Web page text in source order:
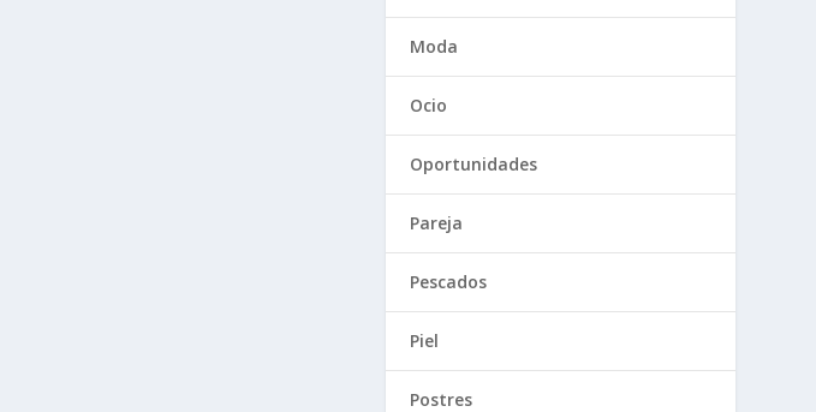
Moda
Ocio
Oportunidades
Pareja
Pescados
Piel
Postres